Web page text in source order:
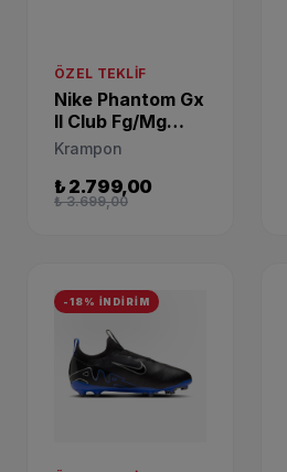
ÖZEL TEKLIF
Nike Phantom Gx
II Club Fg/Mg
Futbol Krampon
Krampon
₺ 2.799,00
₺ 3.699,00
-18% İNDİRİM